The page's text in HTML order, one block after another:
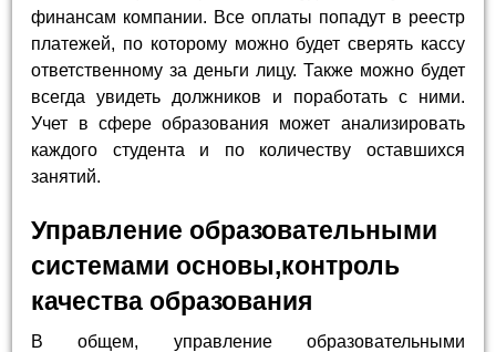
финансам компании. Все оплаты попадут в реестр
платежей, по которому можно будет сверять кассу
ответственному за деньги лицу. Также можно будет
всегда увидеть должников и поработать с ними.
Учет в сфере образования может анализировать
каждого студента и по количеству оставшихся
занятий.
Управление образовательными
системами основы,контроль
качества образования
В общем, управление образовательными